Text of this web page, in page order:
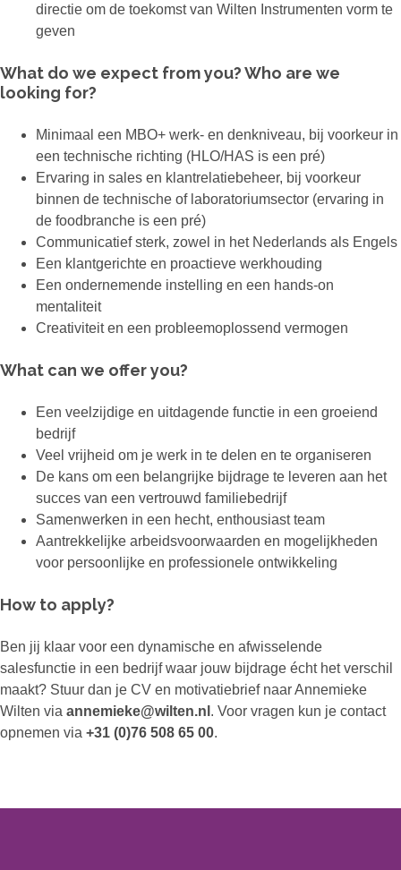
directie om de toekomst van Wilten Instrumenten vorm te
geven
What do we expect from you? Who are we
looking for?
Minimaal een MBO+ werk- en denkniveau, bij voorkeur in
een technische richting (HLO/HAS is een pré)
Ervaring in sales en klantrelatiebeheer, bij voorkeur
binnen de technische of laboratoriumsector (ervaring in
de foodbranche is een pré)
Communicatief sterk, zowel in het Nederlands als Engels
Een klantgerichte en proactieve werkhouding
Een ondernemende instelling en een hands-on
mentaliteit
Creativiteit en een probleemoplossend vermogen
What can we offer you?
Een veelzijdige en uitdagende functie in een groeiend
bedrijf
Veel vrijheid om je werk in te delen en te organiseren
De kans om een belangrijke bijdrage te leveren aan het
succes van een vertrouwd familiebedrijf
Samenwerken in een hecht, enthousiast team
Aantrekkelijke arbeidsvoorwaarden en mogelijkheden
voor persoonlijke en professionele ontwikkeling
How to apply?
Ben jij klaar voor een dynamische en afwisselende
salesfunctie in een bedrijf waar jouw bijdrage écht het verschil
maakt? Stuur dan je CV en motivatiebrief naar Annemieke
Wilten via annemieke@wilten.nl . Voor vragen kun je contact
opnemen via +31 (0)76 508 65 00.